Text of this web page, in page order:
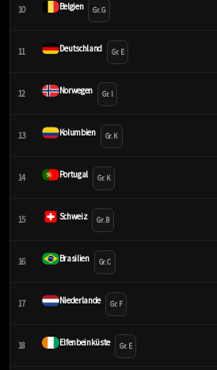
10 Belgien Gr. G
11 Deutschland Gr. E
12 Norwegen Gr. I
13 Kolumbien Gr. K
14 Portugal Gr. K
15 Schweiz Gr. B
16 Brasilien Gr. C
17 Niederlande Gr. F
18 Elfenbeinküste Gr. E